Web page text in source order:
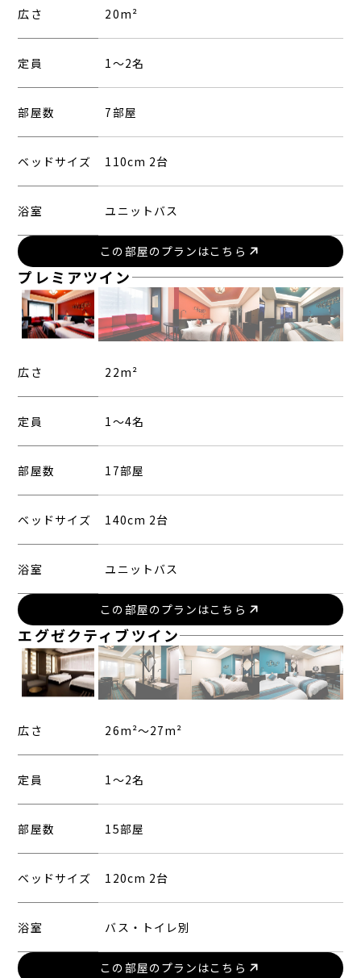
広さ 20m²
定員 1〜2名
部屋数 7部屋
ベッドサイズ 110cm 2台
浴室 ユニットバス
この部屋のプランはこちら
プレミアツイン
広さ 22m²
定員 1〜4名
部屋数 17部屋
ベッドサイズ 140cm 2台
浴室 ユニットバス
この部屋のプランはこちら
エグゼクティブツイン
広さ 26m²～27m²
定員 1〜2名
部屋数 15部屋
ベッドサイズ 120cm 2台
浴室 バス・トイレ別
この部屋のプランはこちら